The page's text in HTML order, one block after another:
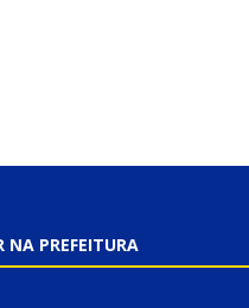
NA PREFEITURA